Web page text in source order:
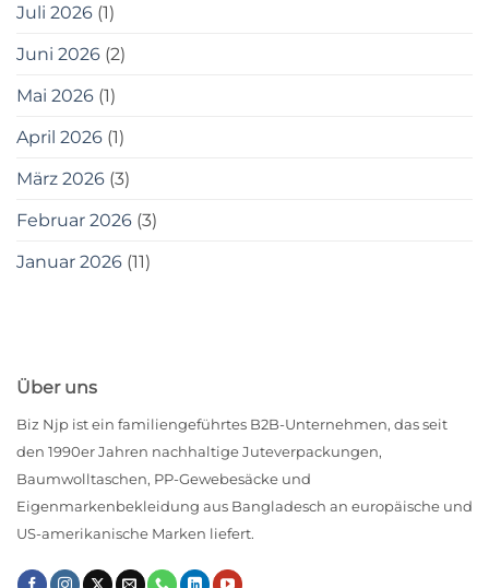
Juli 2026 (1)
Juni 2026 (2)
Mai 2026 (1)
April 2026 (1)
März 2026 (3)
Februar 2026 (3)
Januar 2026 (11)
Über uns
Biz Njp ist ein familiengeführtes B2B-Unternehmen, das seit
den 1990er Jahren nachhaltige Juteverpackungen,
Baumwolltaschen, PP-Gewebesäcke und
Eigenmarkenbekleidung aus Bangladesch an europäische und
US-amerikanische Marken liefert.